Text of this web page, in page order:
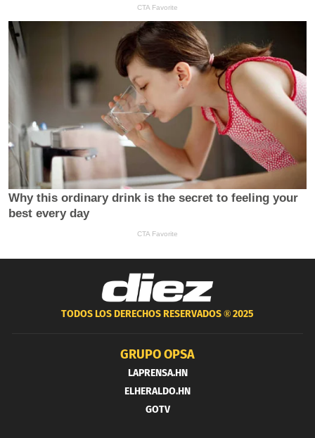
TODOS LOS DERECHOS RESERVADOS ®2025
GRUPO OPSA
LAPRENSA.HN
ELHERALDO.HN
GOTV